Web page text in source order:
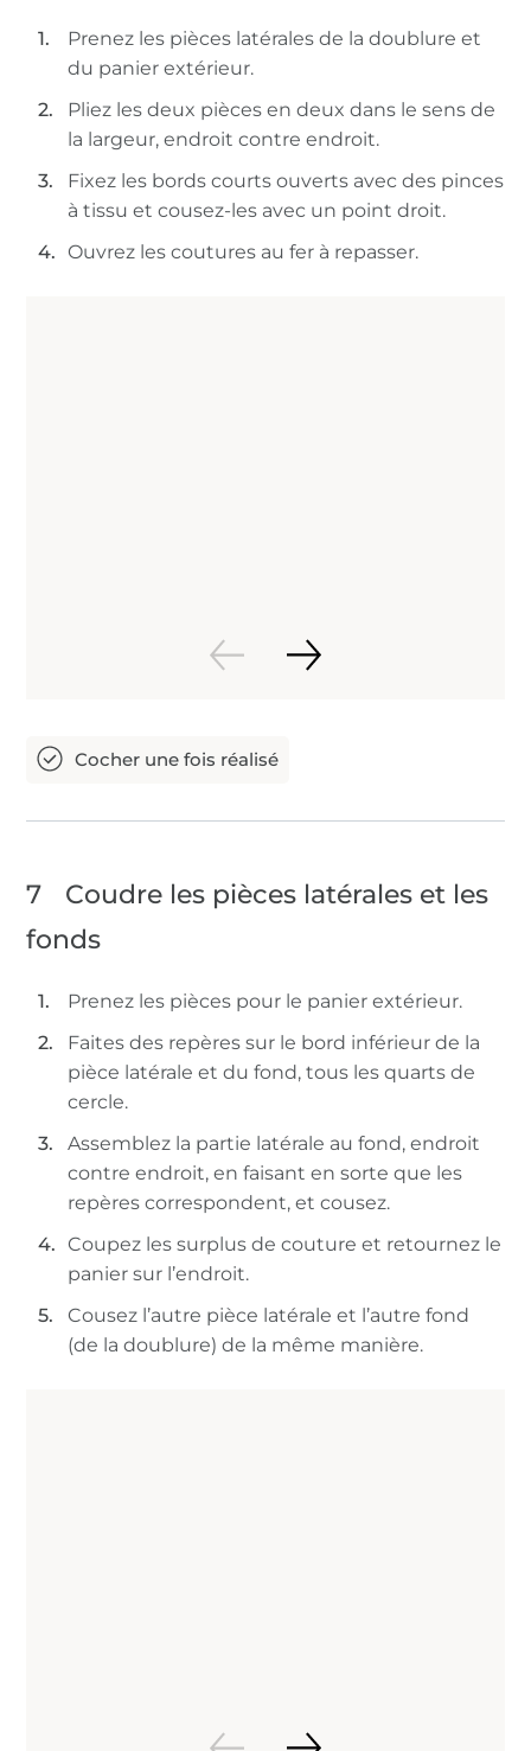
Prenez les pièces latérales de la doublure et
du panier extérieur.
Pliez les deux pièces en deux dans le sens de
la largeur, endroit contre endroit.
Fixez les bords courts ouverts avec des pinces
à tissu et cousez-les avec un point droit.
Ouvrez les coutures au fer à repasser.
7
Coudre les pièces latérales et les
fonds
Prenez les pièces pour le panier extérieur.
Faites des repères sur le bord inférieur de la
pièce latérale et du fond, tous les quarts de
cercle.
Assemblez la partie latérale au fond, endroit
contre endroit, en faisant en sorte que les
repères correspondent, et cousez.
Coupez les surplus de couture et retournez le
panier sur l’endroit.
Cousez l’autre pièce latérale et l’autre fond
(de la doublure) de la même manière.